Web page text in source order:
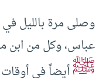
وصلى مرة بالليل
عباس، وكل من ابن
ﷺأيضاً في